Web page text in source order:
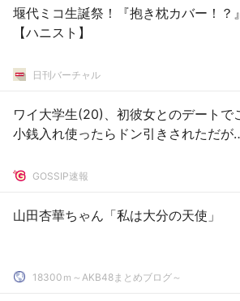
堰代ミコ生誕祭！『抱き枕カバー！？』
【ハニスト】
日刊バーチャル
ワイ大学生(20)、初彼女とのデートで
小銭入れ使ったらドン引きされただ
GOSSIP速報
山田杏華ちゃん「私は大分の天使」
18300ｍ～AKB48まとめブログ～